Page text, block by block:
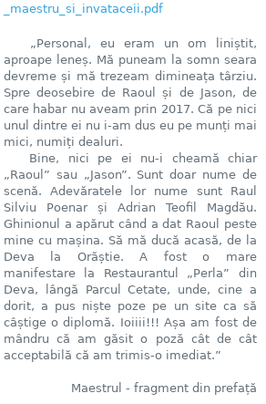
_maestru_si_invataceii.pdf
„Personal, eu eram un om liniștit,
aproape leneș. Mă puneam la somn seara
devreme și mă trezeam dimineața târziu.
Spre deosebire de Raoul și de Jason, de
care habar nu aveam prin 2017. Că pe nici
unul dintre ei nu i-am dus eu pe munți mai
mici, numiți dealuri.
Bine, nici pe ei nu-i cheamă chiar
„Raoul” sau „Jason”. Sunt doar nume de
scenă. Adevăratele lor nume sunt Raul
Silviu Poenar și Adrian Teofil Magdău.
Ghinionul a apărut când a dat Raoul peste
mine cu mașina. Să mă ducă acasă, de la
Deva la Orăștie. A fost o mare
manifestare la Restaurantul „Perla” din
Deva, lângă Parcul Cetate, unde, cine a
dorit, a pus niște poze pe un site ca să
câștige o diplomă. Ioiiii!!! Așa am fost de
mândru că am găsit o poză cât de cât
acceptabilă că am trimis-o imediat.”
Maestrul - fragment din prefață